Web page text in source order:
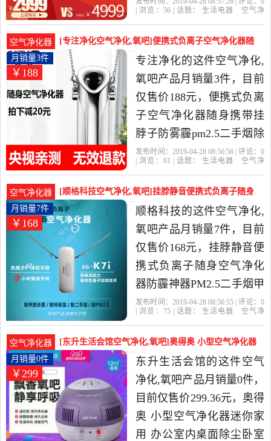
电器当中性价比很高的空
气净化,氧吧，由湖南 长沙
发货。
| 浏览： 56| 话题： 生活电器
空气净
空气净化器
[专注净化空气净化,氧吧]便携式负离子空气净化器随
身携带挂脖子月销量3件仅售188元
￥188
月销量3件
专注净化的这件空气净化,
氧吧产品月销量3件，目前
仅售价188元，便携式负离
子空气净化器随身携带挂
脖子防雾霾pm2.5二手烟除
甲醛是2019年专注净化精
高的空气净化,氧吧，由上
海发货。
发布时间：2019-04-28 08:56:56 | 评论： 0
| 浏览： 61 | 话题： 生活电器
空气净
空气净化器
[顺格科技空气净化,氧吧]挂脖静音便携式负离子随身
空气净化器防月销量7件仅售168元
￥168
月销量7件
顺格科技的这件空气净化,
氧吧产品月销量7件，目前
仅售价168元，挂脖静音便
携式负离子随身空气净化
器防霾神器PM2.5二手烟甲
醛是2019年顺格科技精选
的空气净化,氧吧，由广东
深圳发货。
发布时间：2019-04-28 08:56:55 | 评论： 0
| 浏览： 75| 话题： 生活电器
空气净
空气净化器
[东升生活会馆空气净化,氧吧]奥得奥 小型空气净化器
迷你家用 办公月销量0件仅售299.36元
￥299
月销量0件
东升生活会馆的这件空气
净化,氧吧产品月销量0件，
目前仅售价299.36元，奥得
奥 小型空气净化器迷你家
用 办公室内桌面除尘卧室